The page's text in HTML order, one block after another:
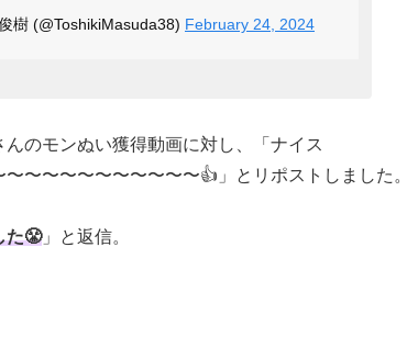
樹 (@ToshikiMasuda38) February 24, 2024
のモンぬい獲得動画に対し、「ナイス
〜〜〜〜〜〜〜〜〜〜👍」とリポストしました。
た😤」と返信。